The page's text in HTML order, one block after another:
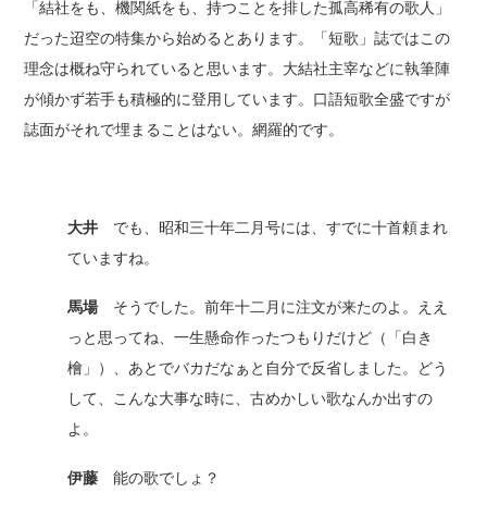
「結社をも、機関紙をも、持つことを排した孤高稀有の歌人」
だった迢空の特集から始めるとあります。「短歌」誌ではこの
理念は概ね守られていると思います。大結社主宰などに執筆陣
が傾かず若手も積極的に登用しています。口語短歌全盛ですが
誌面がそれで埋まることはない。網羅的です。
大井 でも、昭和三十年二月号には、すでに十首頼まれ
ていますね。
馬場そうでした。前年十二月に注文が来たのよ。ええ
っと思ってね、一生懸命作ったつもりだけど（「白き
檜」）、あとでバカだなぁと自分で反省しました。どう
して、こんな大事な時に、古めかしい歌なんか出すの
よ。
伊藤 能の歌でしょ？